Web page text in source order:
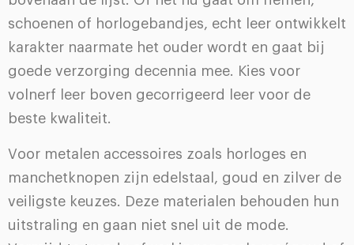
schoenen of horlogebandjes, echt leer ontwikkelt
karakter naarmate het ouder wordt en gaat bij
goede verzorging decennia mee. Kies voor
volnerf leer boven gecorrigeerd leer voor de
beste kwaliteit.
Voor metalen accessoires zoals horloges en
manchetknopen zijn edelstaal, goud en zilver de
veiligste keuzes. Deze materialen behouden hun
uitstraling en gaan niet snel uit de mode.